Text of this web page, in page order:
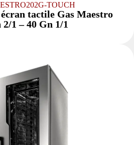
TOUCH
tactile Gas Maestro
2/1 – 40 Gn 1/1